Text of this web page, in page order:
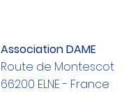
Association DAME
Route de Montescot
66200 ELNE - France